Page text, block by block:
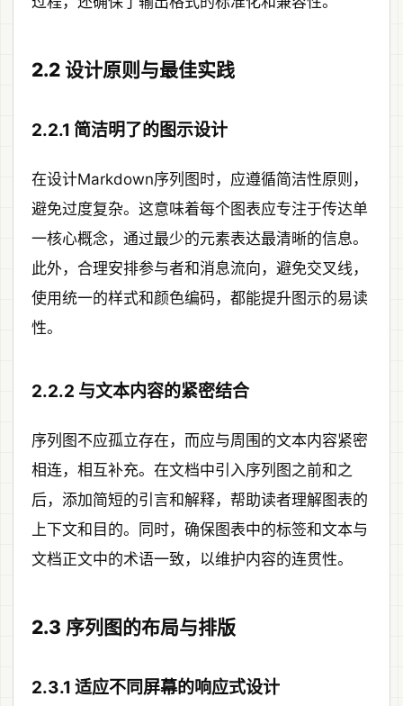
2.2 设计原则与最佳实践
2.2.1 简洁明了的图示设计
在设计Markdown序列图时，应遵循简洁性原则，
避免过度复杂。这意味着每个图表应专注于传达单
一核心概念，通过最少的元素表达最清晰的信息。
此外，合理安排参与者和消息流向，避免交叉线，
使用统一的样式和颜色编码，都能提升图示的易读
性。
2.2.2 与文本内容的紧密结合
序列图不应孤立存在，而应与周围的文本内容紧密
相连，相互补充。在文档中引入序列图之前和之
后，添加简短的引言和解释，帮助读者理解图表的
上下文和目的。同时，确保图表中的标签和文本与
文档正文中的术语一致，以维护内容的连贯性。
2.3 序列图的布局与排版
2.3.1 适应不同屏幕的响应式设计